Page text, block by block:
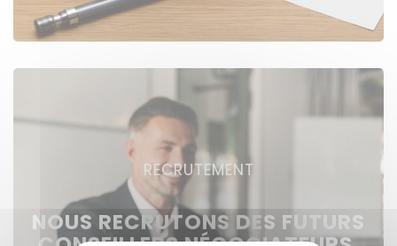
RECRUTEMENT
NOUS RECRUTONS DES FUTURS